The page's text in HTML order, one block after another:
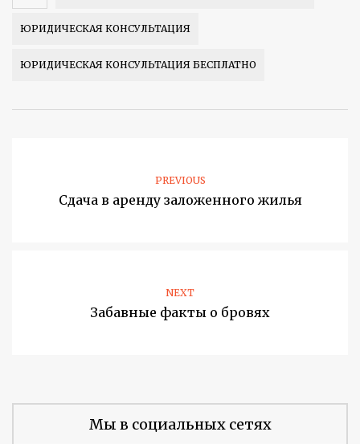
ЮРИДИЧЕСКАЯ КОНСУЛЬТАЦИЯ
ЮРИДИЧЕСКАЯ КОНСУЛЬТАЦИЯ БЕСПЛАТНО
PREVIOUS
Сдача в аренду заложенного жилья
NEXT
Забавные факты о бровях
Мы в социальных сетях